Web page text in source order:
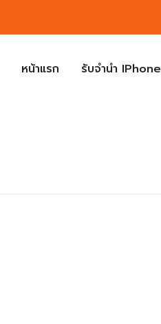
หน้าแรก รับจำนำ IPhone